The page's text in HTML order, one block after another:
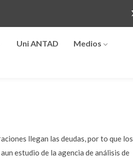
Uni ANTAD
Medios
llegan las deudas, por to que los
estudio de la agencia de análisis de